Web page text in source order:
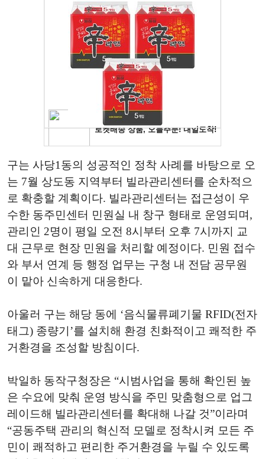
구는 사당1동의 성공적인 정착 사례를 바탕으로 오
는 7월 상도동 지역부터 빌라관리센터를 순차적으
로 확충할 계획이다. 빌라관리센터는 접근성이 우
수한 동주민센터 민원실 내 창구 형태로 운영되며,
관리인 2명이 평일 오전 8시부터 오후 7시까지 교
대 근무로 현장 민원을 처리할 예정이다. 민원 접수
와 부서 연계 등 행정 업무는 구청 내 전담 공무원
이 맡아 신속하게 대응한다.
아울러 구는 해당 동에 ‘음식물류폐기물 RFID(전자
태그) 종량기’를 설치해 환경 친화적이고 쾌적한 주
거환경을 조성할 방침이다.
박일하 동작구청장은 “시범사업을 통해 확인된 높
은 수요에 맞춰 운영 방식을 주민 맞춤형으로 업그
레이드해 빌라관리센터를 확대해 나갈 것”이라며
“공동주택 관리의 혁신적 모델로 정착시켜 모든 주
민이 쾌적하고 편리한 주거환경을 누릴 수 있도록